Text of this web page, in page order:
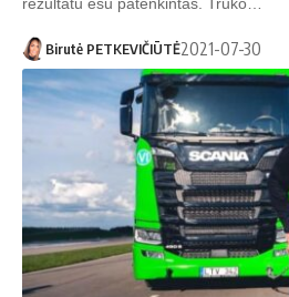
Birutė PETKEVIČIŪTĖ2021-07-30